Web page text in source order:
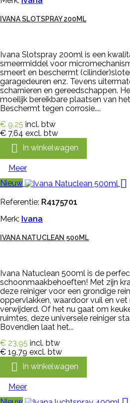
IVANA SLOTSPRAY 200ML
Ivana Slotspray 200ml is een
smeermiddel voor
smeert en beschermt
garagedeuren enz. Tevens
scharnieren en gereedschappen.
moeilijk bereikbare plaatsen van
Beschermt tegen corrosie....
€ 9,25 incl. btw
€ 7,64 excl. btw
 In winkelwagen
Meer
Nieuw

Referentie: R4175701
Merk: Ivana
IVANA NATUCLEAN 500ML
Ivana Natuclean 500ml is de
schoonmaakbehoeften! Met zijn
deze reiniger voor een grondige
oppervlakken, waardoor vuil en
verwijderd. Of het nu gaat om
ruimtes, deze universele reiniger
Bovendien laat het...
€ 23,95 incl. btw
€ 19,79 excl. btw
 In winkelwagen
Meer